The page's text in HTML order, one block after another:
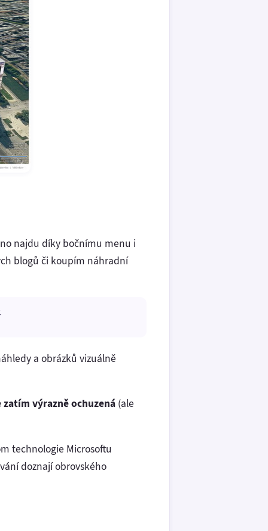
najdu díky bočnímu menu i
blogů či koupím náhradní
a obrázků vizuálně
výrazně ochuzená (ale
technologie Microsoftu
doznají obrovského